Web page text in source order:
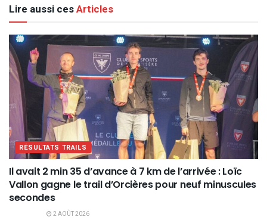
Lire aussi cesArticles
RÉSULTATS TRAILS
Il avait 2 min 35 d’avance à 7 km de l’arrivée : Loïc
Vallon gagne le trail d’Orcières pour neuf minuscules
secondes
2 AOÛT 2026